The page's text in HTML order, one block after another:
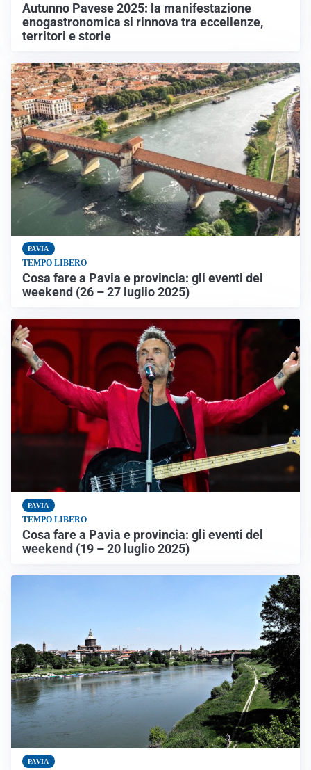
Autunno Pavese 2025: la manifestazione
enogastronomica si rinnova tra eccellenze,
territori e storie
PAVIA
TEMPO LIBERO
Cosa fare a Pavia e provincia: gli eventi del
weekend (26 – 27 luglio 2025)
PAVIA
TEMPO LIBERO
Cosa fare a Pavia e provincia: gli eventi del
weekend (19 – 20 luglio 2025)
PAVIA